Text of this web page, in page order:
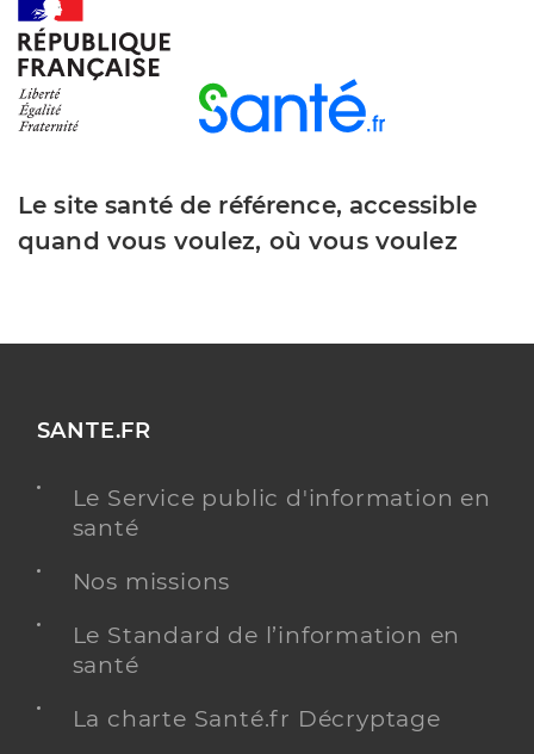
Le site santé de référence, accessible
quand vous voulez, où vous voulez
SANTE.FR
Le Service public d'information en
santé
Nos missions
Le Standard de l’information en
santé
La charte Santé.fr Décryptage